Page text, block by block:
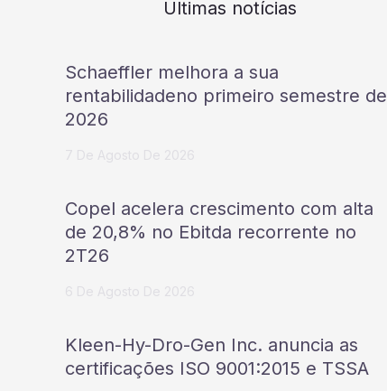
Últimas notícias
Schaeffler melhora a sua
rentabilidadeno primeiro semestre de
2026
Copel acelera crescimento com alta
de 20,8% no Ebitda recorrente no
2T26
Kleen-Hy-Dro-Gen Inc. anuncia as
certificações ISO 9001:2015 e TSSA